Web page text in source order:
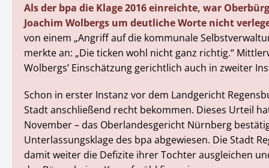
Als der bpa die Klage 2016 einreichte, war
Joachim Wolbergs um deutliche Worte nicht
von einem „Angriff auf die kommunale
merkte an: „Die ticken wohl nicht ganz richtig.“
Wolbergs’ Einschätzung gerichtlich auch in zweiter
Schon in erster Instanz vor dem Landgericht
Stadt anschließend recht bekommen. Dieses Urteil
November – das Oberlandesgericht Nürnberg
Unterlassungsklage des bpa abgewiesen. Die Stadt
damit weiter die Defizite ihrer Tochter ausgleichen